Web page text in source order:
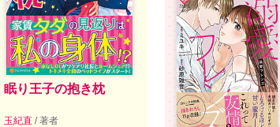
眠り王子の抱き枕
玉紀直 / 著者